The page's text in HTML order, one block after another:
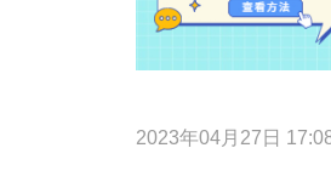
2023年04月27日